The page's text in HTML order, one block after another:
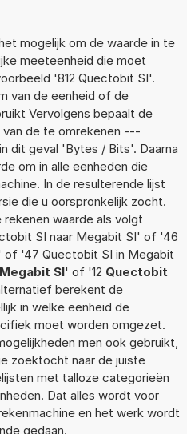
mogelijk om de waarde in te
meeteenheid die moet
'812 Quectobit SI'.
van de eenheid of de
Vervolgens bepaalt de
de te omrekenen ---
dit geval 'Bytes / Bits'. Daarna
om in alle eenheden die
In de resulterende lijst
die u oorspronkelijk zocht.
waarde als volgt
SI naar Megabit SI' of '46
'47 Quectobit SI in Megabit
SI' of '12 Quectobit
berekent de
in welke eenheid de
moet worden omgezet.
men ook gebruikt,
zoektocht naar de juiste
met talloze categorieën
Dat alles wordt voor
en het werk wordt
gedaan.